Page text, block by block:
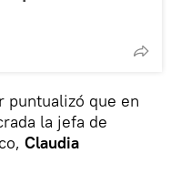
puntualizó que en
la jefa de
Claudia